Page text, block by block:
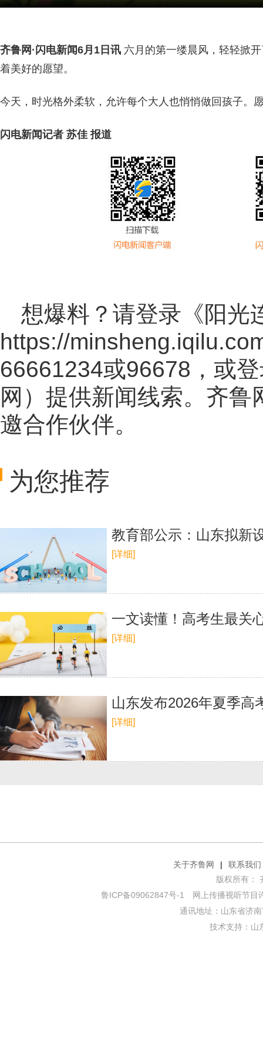
齐鲁网 ·闪电新闻6月1日讯 六月的第一缕晨风，轻轻掀
着美好的愿望。
今天，时光格外柔软，允许每个大人也悄悄做回孩子。
闪电新闻记者 苏佳 报道
想爆料？请登录《阳光
https://
66661234或96678，或
网 ）提供新闻线索。齐鲁
邀合作伙伴。
为您推荐
教育部公示：山东拟新
[详细]
一文读懂！高考生最关
[详细]
山东发布2026年夏季高
[详细]
关于齐鲁网 |
联系我们
版权所有：
鲁ICP备09062847号-1 网上传播视听节目
通讯地址：山东省济
技术支持： 山